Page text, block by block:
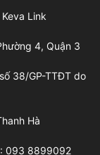
Link
4, Quận 3
38/GP-TTĐT do
Hà
: 093 8899092